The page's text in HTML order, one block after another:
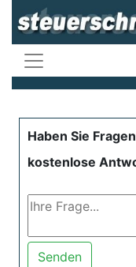
Haben Sie
kostenlose
Senden